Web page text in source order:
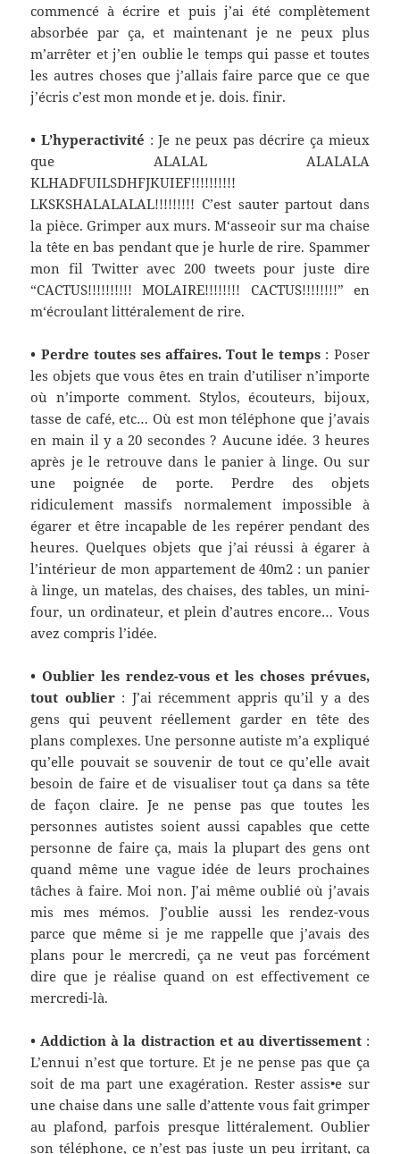
commencé àécrire et puis j’ai été complètement
absorbée par ça, et maintenant je ne peux plus
m’arrêter et j’en oublie le temps qui passe et toutes
les autres choses que j’allais faire parce que ce que
j’écris c’est mon monde et je. dois. finir.
• L’hyperactivité :Je ne peux pas décrire ça mieux
que ALALAL ALALALA
KLHADFUILSDHFJKUIEF!!!!!!!!!!
LKSKSHALALALAL!!!!!!!!! C’est sauter partout dans
la pièce. Grimper aux murs.M‘asseoir surma chaise
la tête en bas pendant que je hurle de rire. Spammer
mon fil Twitter avec 200 tweets pour juste dire
“CACTUS!!!!!!!!!! MOLAIRE!!!!!!!! CACTUS!!!!!!!!” en
m‘écroulant littéralement de rire.
• Perdre toutes ses affaires. Tout le temps : Poser
les objets que vous êtes en train d’utiliser n’importe
où n’importe comment. Stylos, écouteurs, bijoux,
tasse de café, etc… Où est mon téléphone que j’avais
en main il y a 20 secondes ? Aucune idée. 3 heures
après je le retrouve dans le panier à linge. Ou sur
une poignée de porte. Perdre des objets
ridiculement massifs normalement impossible à
égarer et être incapable de les repérer pendant des
heures. Quelques objets que j’ai réussi à égarer à
l’intérieur de mon appartement de 40m2 : un panier
à linge, un matelas, des chaises, des tables, un mini-
four, un ordinateur, et plein d’autres encore… Vous
avez compris l’idée.
• Oublier les rendez-vous et les choses prévues,
tout oublier : J’ai récemment appris qu’il y a des
gens qui peuvent réellement garder en tête des
plans complexes. Une personne autiste m’a expliqué
qu’elle pouvait se souvenir de tout cequ’elle avait
besoin de faire et de visualisertout ça dans sa tête
de façon claire. Je ne pense pas que toutes les
personnes autistes soient aussi capables que cette
personne de faire ça, mais la plupart des gens ont
quand même une vague idée de leurs prochaines
tâches à faire. Moi non. J’ai même oublié où j’avais
mismes mémos. J’oublie aussi les rendez-vous
parce que même si je me rappelle que j’avais des
plans pour le mercredi, ça ne veut pas forcément
dire que je réalise quand on est effectivement ce
mercredi-là.
• Addiction à la distraction et au divertissement:
L’ennui n’est que torture. Et je ne pense pas que ça
soit de ma part une exagération. Rester assis•e sur
une chaise dans une salle d’attente vous fait grimper
au plafond, parfois presque littéralement. Oublier
son téléphone, ce n’est pas juste un peu irritant, ça